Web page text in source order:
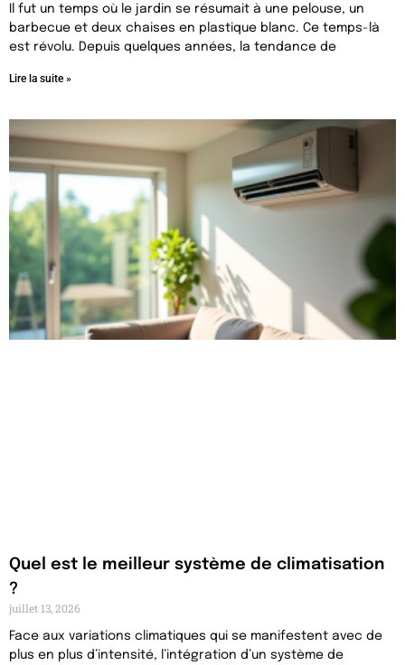
Il fut un temps où le jardin se résumait à une pelouse, un
barbecue et deux chaises en plastique blanc. Ce temps-là
est révolu. Depuis quelques années, la tendance de
Lire la suite »
Quel est le meilleur système de climatisation
?
juillet 13, 2026
Face aux variations climatiques qui se manifestent avec de
plus en plus d’intensité, l’intégration d’un système de